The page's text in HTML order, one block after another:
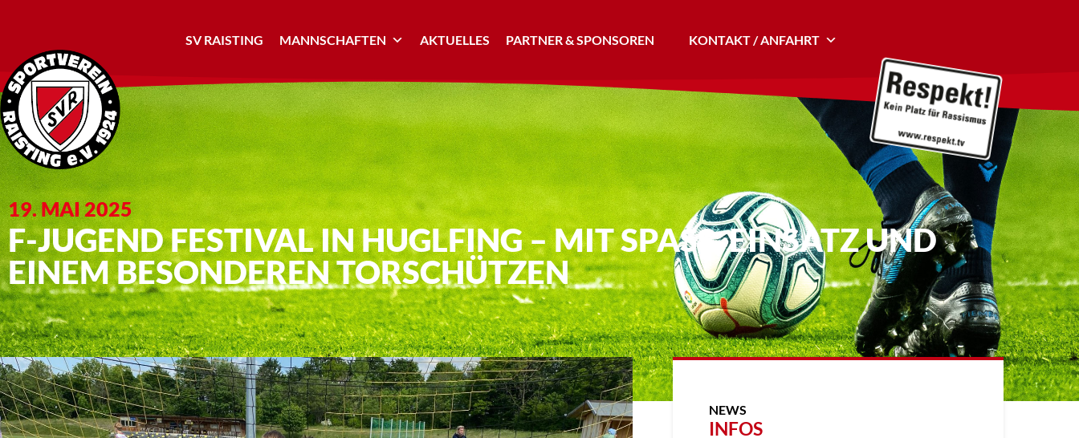
SV RAISTING MANNSCHAFTEN AKTUELLES PARTNER & SPONSOREN KONTAKT / ANFAHRT
19. MAI 2025
F-JUGEND FESTIVAL IN HUGLFING – MIT SPASS, EINSATZ UND E
INEM BESONDEREN TORSCHÜTZEN
NEWS
INFOS